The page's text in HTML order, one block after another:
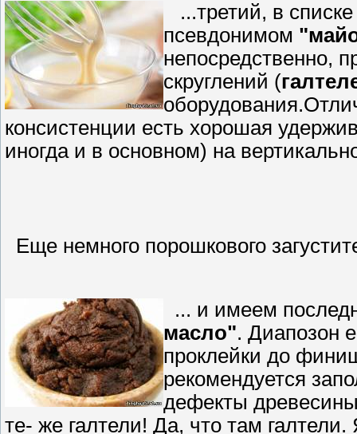
...третий, в
псевдонимом
непосредственно,
скруглений (
консистенции есть хорошая
иногда и в основном) на
Еще немного порошкового
... и имеем
масло". Диапозон
проклейки до
рекомендуется
дефекты
те- же галтели! Да, что там